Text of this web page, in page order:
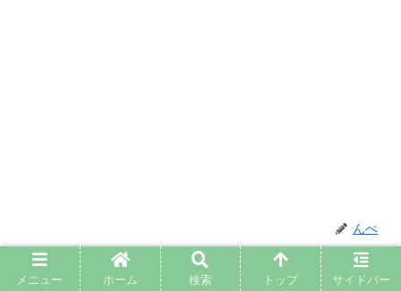
んぺ
関連記事
メニュー ホーム 検索 トップ サイドバー